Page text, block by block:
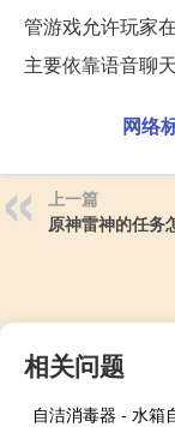
管游戏允许玩家
主要依靠语音聊
网络
上一篇
原神雷神的任务
相关问题